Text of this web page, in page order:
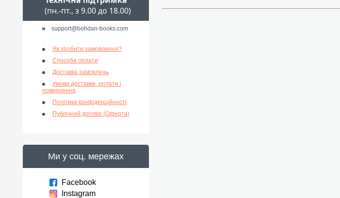
(пн.-пт., з 9.00 до 18.00)
support@bohdan-books.com
Як зробити замовлення?
Способи оплати
Доставка замовлень
Умови доставки, оплати і
повернення
Політика конфіденційності
Публічний договір (Оферта)
Ми у соц. мережах
Facebook
Instagram